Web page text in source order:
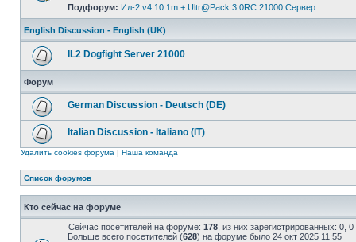
Подфорум: Ил-2 v4.10.1m + Ultr@Pack 3.0RC 21000 Сервер
English Discussion - English (UK)
IL2 Dogfight Server 21000
Форум
German Discussion - Deutsch (DE)
Italian Discussion - Italiano (IT)
Удалить cookies форума | Наша команда
Список форумов
Кто сейчас на форуме
Сейчас посетителей на форуме: 178 , из них зарегистрированных: 0,
Больше всего посетителей (628) на форуме было 24 окт 2025 11:55